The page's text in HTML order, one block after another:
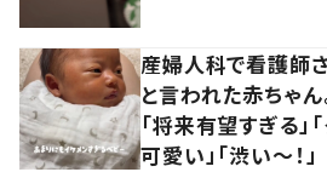
産婦人科で看護師
と言われた赤ちゃ
「将来有望すぎる」
可愛い」「渋い～！」